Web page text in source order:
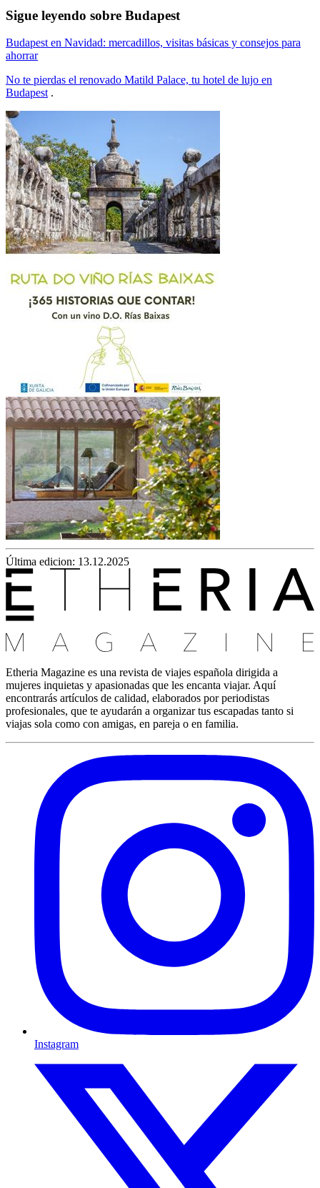
Sigue leyendo sobre Budapest
Budapest en Navidad: mercadillos, visitas básicas y consejos para
ahorrar
No te pierdas el renovado Matild Palace, tu hotel de lujo en
Budapest .
Última edicion: 13.12.2025
Etheria Magazine es una revista de viajes española dirigida a
mujeres inquietas y apasionadas que les encanta viajar. Aquí
encontrarás artículos de calidad, elaborados por periodistas
profesionales, que te ayudarán a organizar tus escapadas tanto si
viajas sola como con amigas, en pareja o en familia.
Instagram